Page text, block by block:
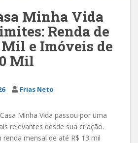
Minha Vida
Renda de
Mil e Imóveis de
Mil
Frias Neto
Minha Vida passou por uma
relevantes desde sua criação.
mensal de até R$ 13 mil